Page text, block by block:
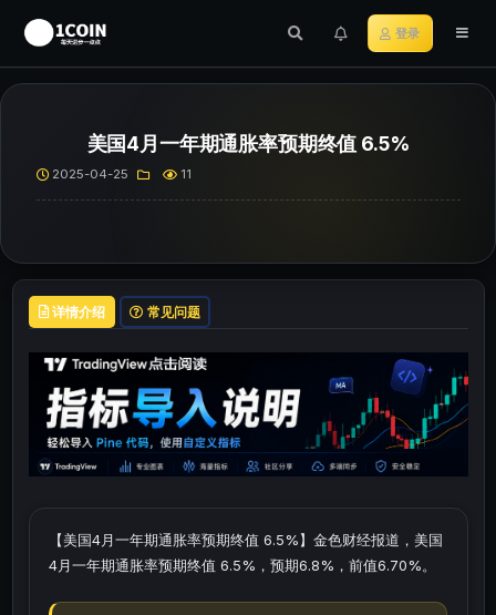
登录
美国4月一年期通胀率预期终值 6.5%
2025-04-25 11
详情介绍 常见问题
【美国4月一年期通胀率预期终值 6.5%】金色财经报道，美国
4月一年期通胀率预期终值 6.5%，预期6.8%，前值6.70%。